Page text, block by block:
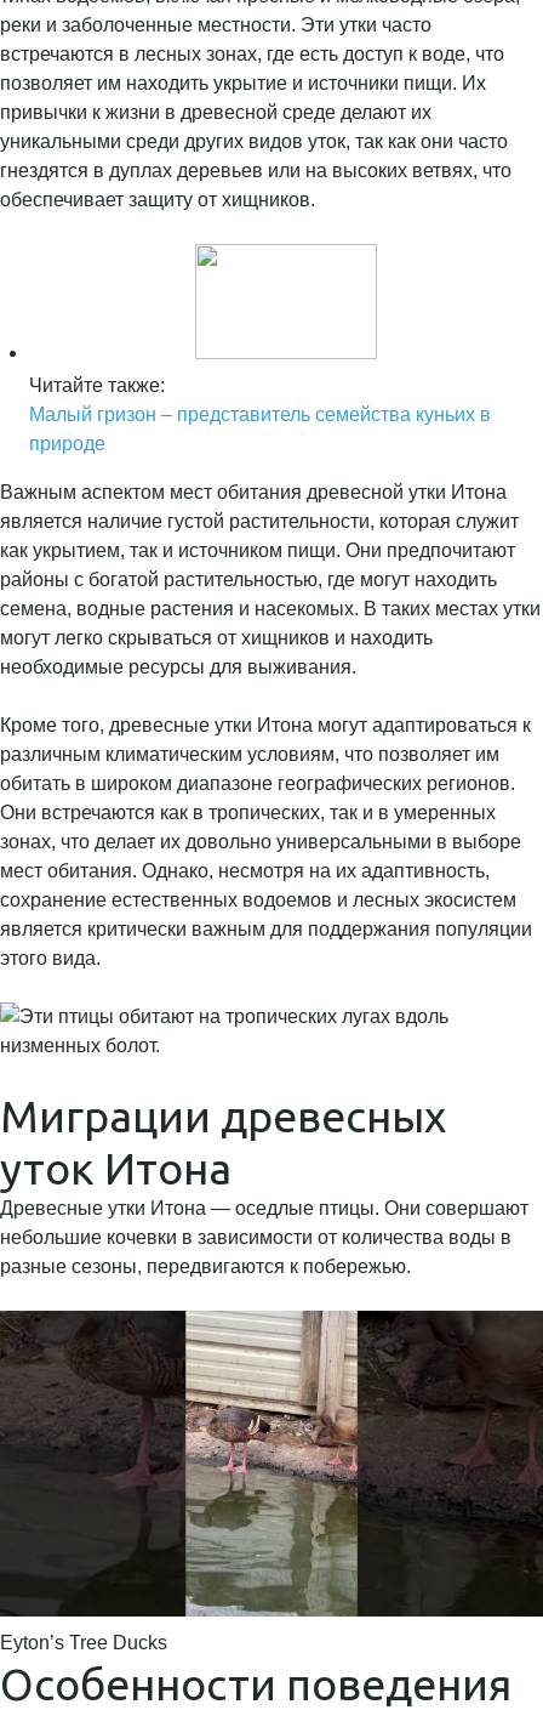
реки и заболоченные местности. Эти утки часто
встречаются в лесных зонах, где есть доступ к воде, что
позволяет им находить укрытие и источники пищи. Их
привычки к жизни в древесной среде делают их
уникальными среди других видов уток, так как они часто
гнездятся в дуплах деревьев или на высоких ветвях, что
обеспечивает защиту от хищников.
Читайте также:
Малый гризон – представитель семейства куньих в
природе
Важным аспектом мест обитания древесной утки Итона
является наличие густой растительности, которая служит
как укрытием, так и источником пищи. Они предпочитают
районы с богатой растительностью, где могут находить
семена, водные растения и насекомых. В таких местах утки
могут легко скрываться от хищников и находить
необходимые ресурсы для выживания.
Кроме того, древесные утки Итона могут адаптироваться к
различным климатическим условиям, что позволяет им
обитать в широком диапазоне географических регионов.
Они встречаются как в тропических, так и в умеренных
зонах, что делает их довольно универсальными в выборе
мест обитания. Однако, несмотря на их адаптивность,
сохранение естественных водоемов и лесных экосистем
является критически важным для поддержания популяции
этого вида.
Миграции древесных
уток Итона
Древесные утки Итона — оседлые птицы. Они совершают
небольшие кочевки в зависимости от количества воды в
разные сезоны, передвигаются к побережью.
Eyton’s Tree Ducks
Особенности поведения